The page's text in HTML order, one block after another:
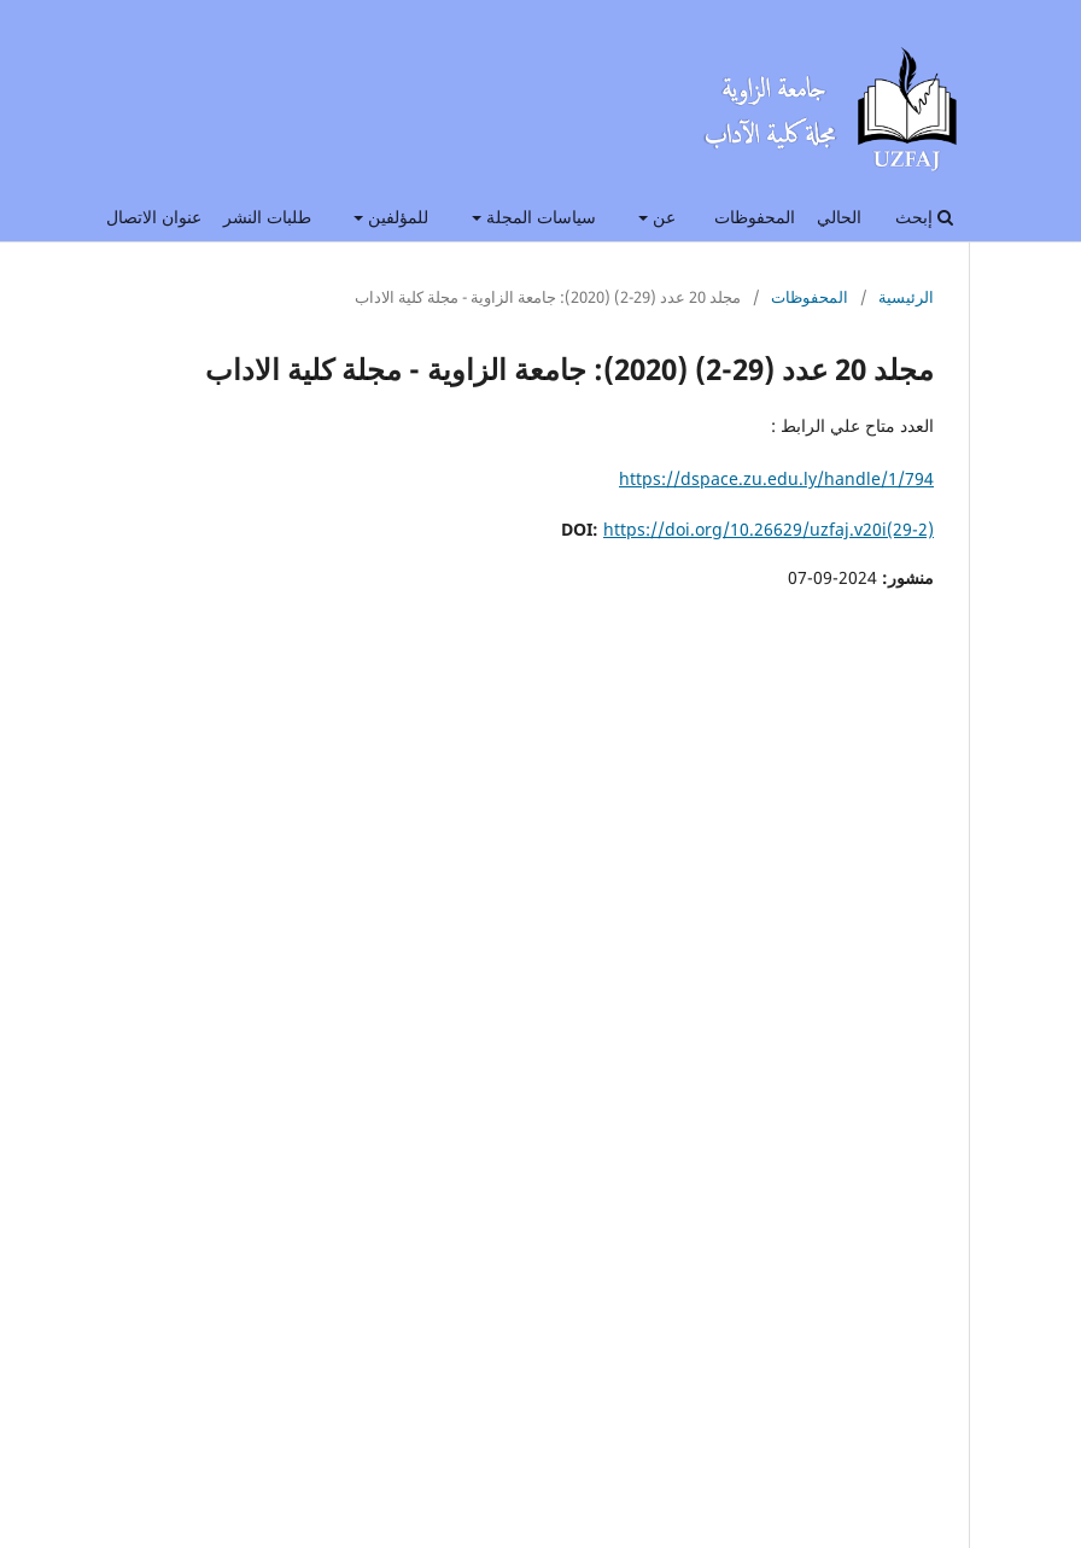
الحالي المحفوظات عن سياسات المجلة للمؤلفين طلبات النشر عنوان الاتصال إبحث
الرئيسية / المحفوظات / مجلد 20 عدد (29-2) (2020): جامعة الزاوية - مجلة كلية الاداب
مجلد 20 عدد (29-2) (2020): جامعة الزاوية - مجلة كلية الاداب
العدد متاح علي الرابط :
https://dspace.zu.edu.ly/handle/1/794
DOI: https://doi.org/10.26629/uzfaj.v20i(29-2)
منشور: 2024-09-07